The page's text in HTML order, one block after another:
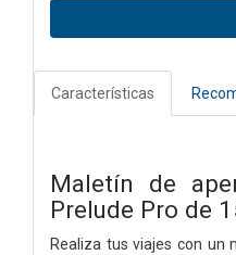
Características
Maletín de
Prelude Pro de
Realiza tus viajes con un